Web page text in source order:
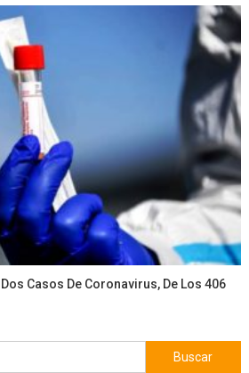
Casos De Coronavirus, De Los 406
Buscar: